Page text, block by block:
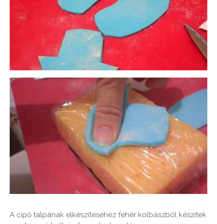
A cipő talpának elkészítéséhez fehér kolbászból készítek